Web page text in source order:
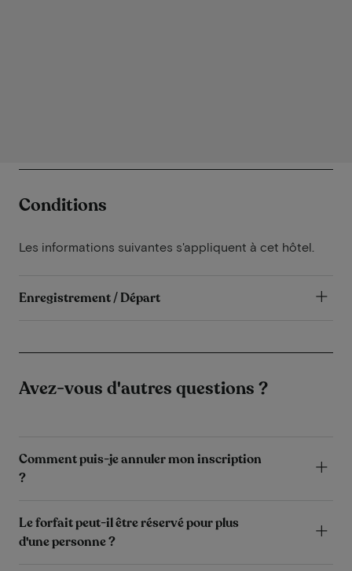
Conditions
Les informations suivantes s'appliquent à cet hôtel.
Enregistrement / Départ
Avez-vous d'autres questions ?
Comment puis-je annuler mon inscription
?
Le forfait peut-il être réservé pour plus
d'une personne ?